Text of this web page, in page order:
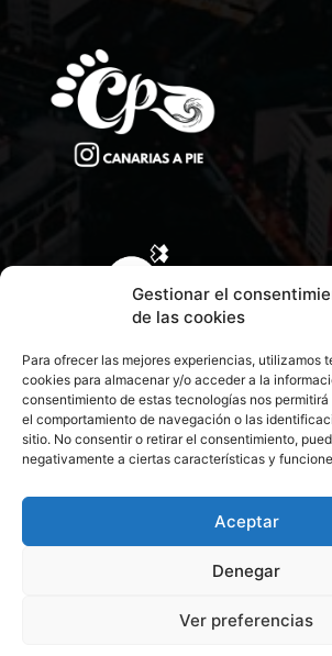
Gestionar el
de las cookies
Para ofrecer las mejores experiencias, utilizamos
cookies para almacenar y/o acceder a la
consentimiento de estas tecnologías nos
el comportamiento de navegación o las
sitio. No consentir o retirar el consentimiento,
negativamente a ciertas características y
Aceptar
Denegar
Ver preferencias
CONTACTA CON NOSOTROS